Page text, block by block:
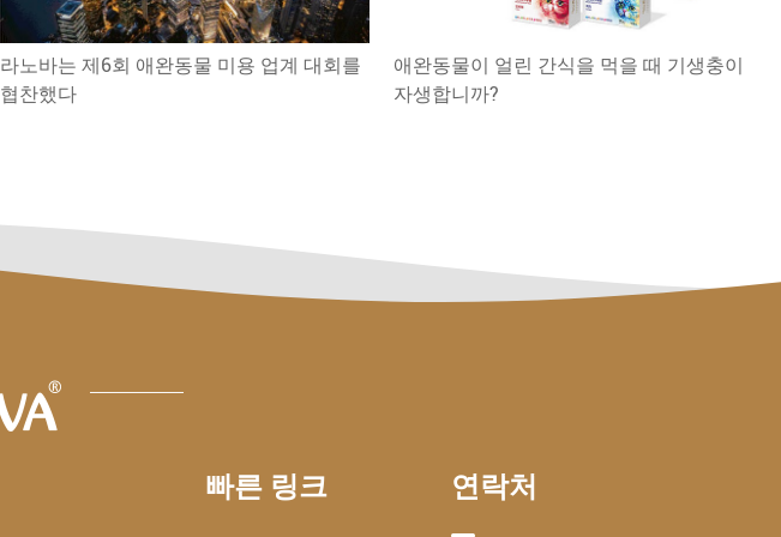
라노바는 제6회 애완동물 미용 업계 대회를
협찬했다
애완동물이 얼린 간식을 먹을 때 기생충이
자생합니까?
빠른 링크 연락처